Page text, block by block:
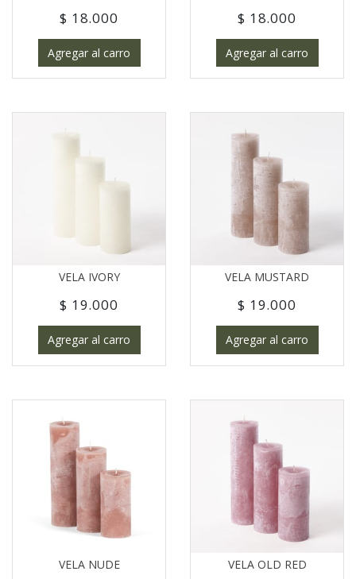
$ 18.000
Agregar al carro
$ 18.000
Agregar al carro
VELA IVORY
$ 19.000
Agregar al carro
VELA MUSTARD
$ 19.000
Agregar al carro
VELA NUDE VELA OLD RED